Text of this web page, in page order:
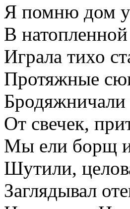
Я помню дом у
В
Играла тихо
Протяжные
Бродяжничали
От свечек,
Мы ели борщ
Шутили,
Заглядывал